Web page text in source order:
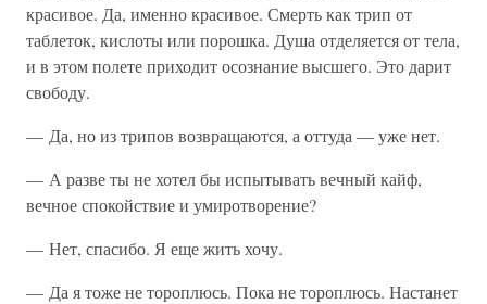
красивое. Да, именно красивое. Смерть как трип от
таблеток, кислоты или порошка. Душа отделяется от тела,
и в этом полете приходит осознание высшего. Это дарит
свободу.
— Да, но из трипов возвращаются, а оттуда — уже нет.
— А разве ты не хотел бы испытывать вечный кайф,
вечное спокойствие и умиротворение?
— Нет, спасибо. Я еще жить хочу.
— Да я тоже не тороплюсь. Пока не тороплюсь. Настанет